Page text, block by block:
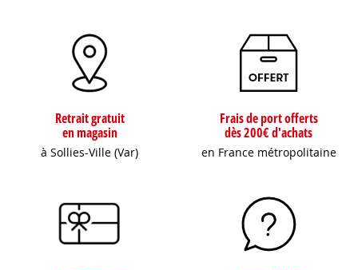
Retrait gratuit
en magasin
à Sollies-Ville (Var)
Frais de port offerts
dès 200€ d'achats
en France métropolitaine